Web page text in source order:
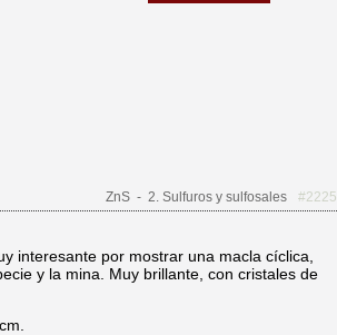
ZnS - 2. Sulfuros y sulfosales
#2225
interesante por mostrar una macla cíclica,
y la mina. Muy brillante, con cristales de